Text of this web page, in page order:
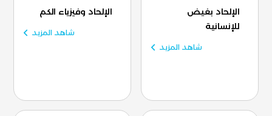
الإلحاد بغيض
للإنسانية
شاهد المزيد
الإلحاد وفيزياء الكم
شاهد المزيد